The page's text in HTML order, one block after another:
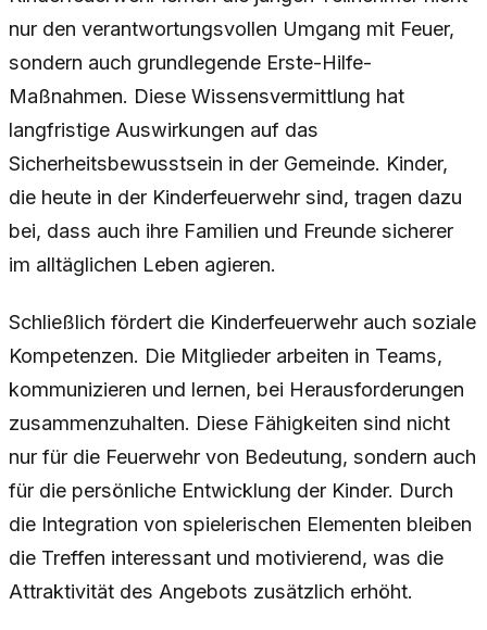
nur den verantwortungsvollen Umgang mit Feuer,
sondern auch grundlegende Erste-Hilfe-
Maßnahmen. Diese Wissensvermittlung hat
langfristige Auswirkungen auf das
Sicherheitsbewusstsein in der Gemeinde. Kinder,
die heute in der Kinderfeuerwehr sind, tragen dazu
bei, dass auch ihre Familien und Freunde sicherer
im alltäglichen Leben agieren.
Schließlich fördert die Kinderfeuerwehr auch soziale
Kompetenzen. Die Mitglieder arbeiten in Teams,
kommunizieren und lernen, bei Herausforderungen
zusammenzuhalten. Diese Fähigkeiten sind nicht
nur für die Feuerwehr von Bedeutung, sondern auch
für die persönliche Entwicklung der Kinder. Durch
die Integration von spielerischen Elementen bleiben
die Treffen interessant und motivierend, was die
Attraktivität des Angebots zusätzlich erhöht.